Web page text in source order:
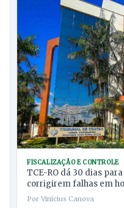
FISCALIZAÇÃO E CONTROLE
TCE-RO dá 30 dias
corrigirem falhas em
Por Vinicius Canova